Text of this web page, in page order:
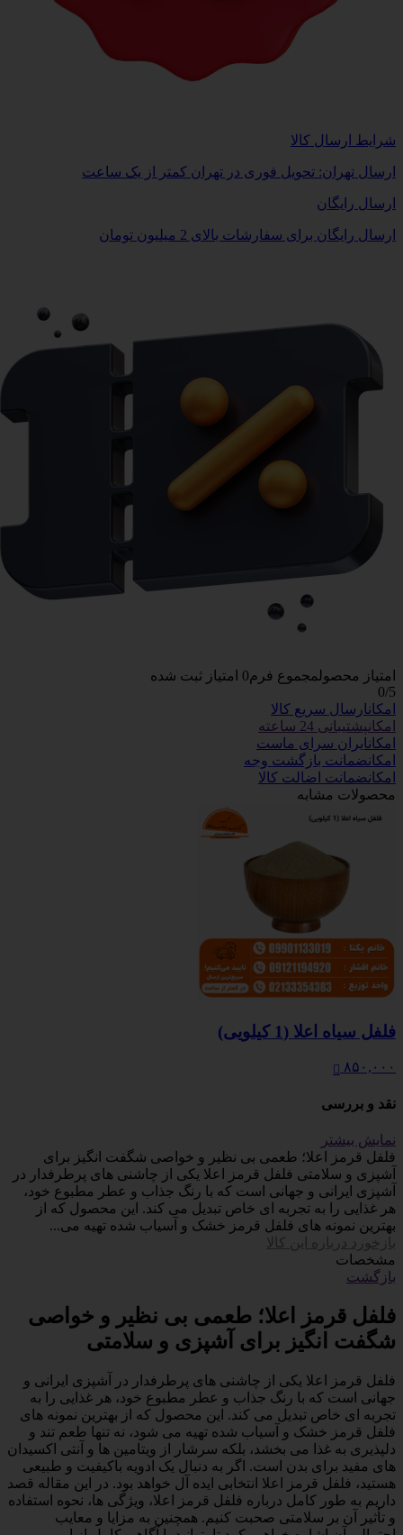
شرایط ارسال کالا
ارسال تهران: تحویل فوری در تهران کمتر از یک ساعت
ارسال رایگان
ارسال رایگان برای سفارشات بالای 2 میلیون تومان
امتیاز محصولمجموع فرم0 امتیاز ثبت شده
0/5
امکانارسال سریع کالا
امکانپشتیبانی 24 ساعته
امکانایران سرای ماست
امکانضمانت بازگشت وجه
امکانضمانت اضالت کالا
محصولات مشابه
فلفل سیاه اعلا (1 کیلویی)
۸۵۰,۰۰۰
نقد و بررسی
نمایش بیشتر
فلفل قرمز اعلا؛ طعمی بی نظیر و خواصی شگفت انگیز برای
آشپزی و سلامتی فلفل قرمز اعلا یکی از چاشنی های پرطرفدار در
آشپزی ایرانی و جهانی است که با رنگ جذاب و عطر مطبوع خود،
هر غذایی را به تجربه ای خاص تبدیل می کند. این محصول که از
بهترین نمونه های فلفل قرمز خشک و آسیاب شده تهیه می...
بازخورد درباره این کالا
مشخصات
بازگشت
فلفل قرمز اعلا؛ طعمی بی نظیر و خواصی
شگفت انگیز برای آشپزی و سلامتی
فلفل قرمز اعلا یکی از چاشنی های پرطرفدار در آشپزی ایرانی و
جهانی است که با رنگ جذاب و عطر مطبوع خود، هر غذایی را به
تجربه ای خاص تبدیل می کند. این محصول که از بهترین نمونه های
فلفل قرمز خشک و آسیاب شده تهیه می شود، نه تنها طعم تند و
دلپذیری به غذا می بخشد، بلکه سرشار از ویتامین ها و آنتی اکسیدان
های مفید برای بدن است. اگر به دنبال یک ادویه باکیفیت و طبیعی
هستید، فلفل قرمز اعلا انتخابی ایده آل خواهد بود. در این مقاله قصد
داریم به طور کامل درباره فلفل قرمز اعلا، ویژگی ها، نحوه استفاده
و تأثیر آن بر سلامتی صحبت کنیم. همچنین به مزایا و معایب